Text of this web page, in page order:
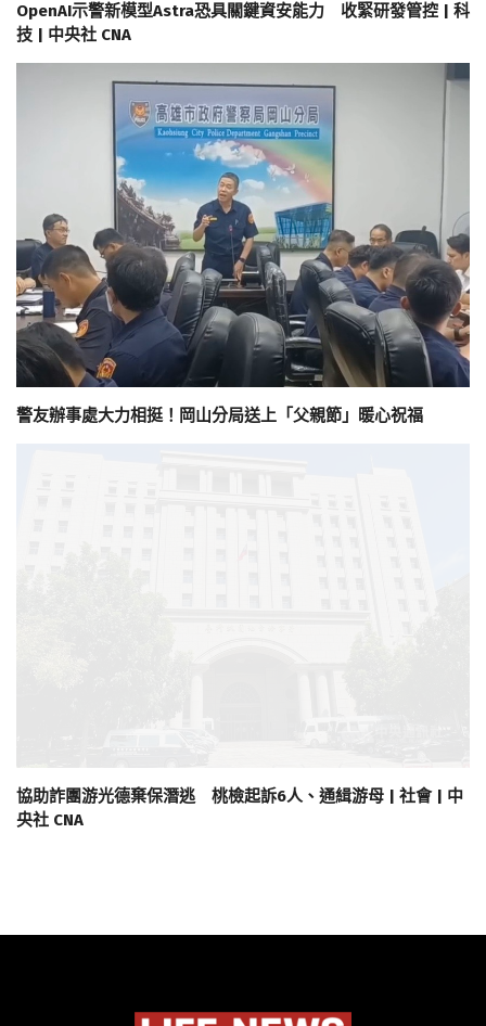
OpenAI示警新模型Astra恐具關鍵資安能力 收緊研發管控 | 科
技 | 中央社 CNA
警友辦事處大力相挺！岡山分局送上「父親節」暖心祝福
協助詐團游光德棄保潛逃 桃檢起訴6人、通緝游母 | 社會 | 中
央社 CNA